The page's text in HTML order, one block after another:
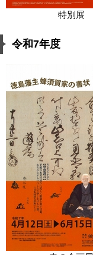
特別展
令和7年度